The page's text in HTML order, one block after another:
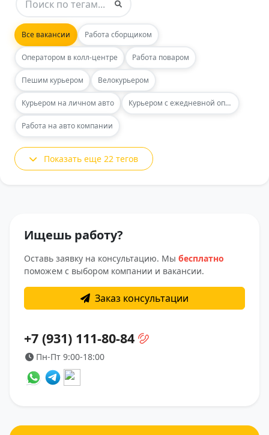
Все вакансии Работа сборщиком
Оператором в колл-центре Работа поваром
Пешим курьером Велокурьером
Курьером на личном авто Курьером с ежедневной оплатой
Работа на авто компании
Показать еще 22 тегов
Ищешь работу?
Оставь заявку на консультацию. Мы бесплатно
поможем с выбором компании и вакансии.
Заказ консультации
+7 (931) 111-80-84
Пн-Пт 9:00-18:00